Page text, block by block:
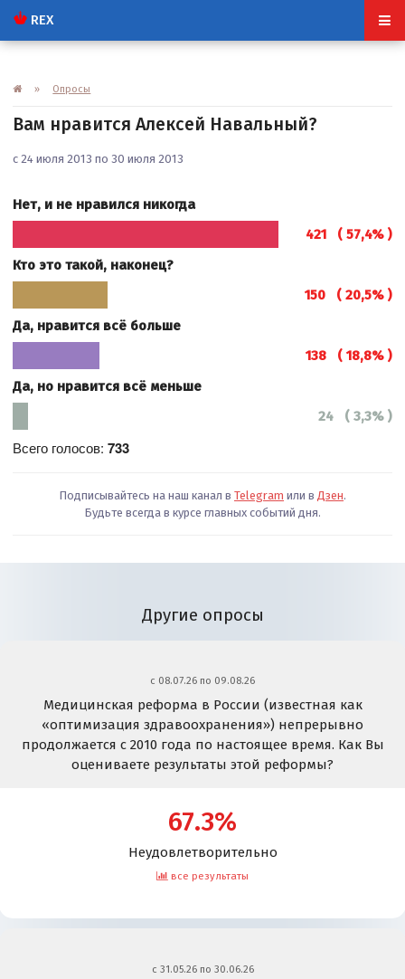
REX
» Опросы
Вам нравится Алексей Навальный?
с 24 июля 2013 по 30 июля 2013
Нет, и не нравился никогда
421 ( 57,4% )
Кто это такой, наконец?
150 ( 20,5% )
Да, нравится всё больше
138 ( 18,8% )
Да, но нравится всё меньше
24 ( 3,3% )
Всего голосов:733
Подписывайтесь на наш канал в Telegram или в Дзен.
Будьте всегда в курсе главных событий дня.
Другие опросы
c 08.07.26 по 09.08.26
Медицинская реформа в России (известная как
«оптимизация здравоохранения») непрерывно
продолжается с 2010 года по настоящее время. Как Вы
оцениваете результаты этой реформы?
67.3%
Неудовлетворительно
все результаты
c 31.05.26 по 30.06.26